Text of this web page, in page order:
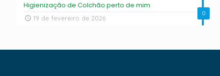
0
Higienização de Colchão perto de mim
19 de fevereiro de 2026